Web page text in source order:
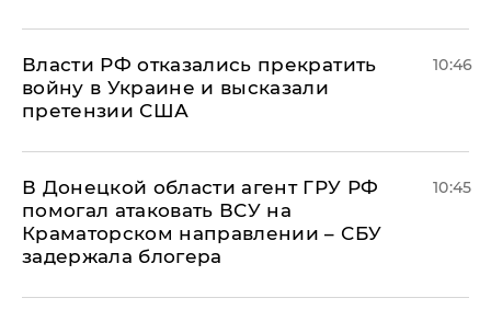
Власти РФ отказались прекратить
войну в Украине и высказали
претензии США
10:46
В Донецкой области агент ГРУ РФ
помогал атаковать ВСУ на
Краматорском направлении – СБУ
задержала блогера
10:45